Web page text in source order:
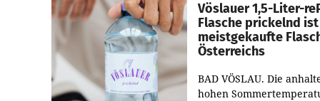
Vöslauer 1,5-Liter-
Flasche prickelnd ist
meistgekaufte
Österreichs
BAD VÖSLAU. Die
hohen